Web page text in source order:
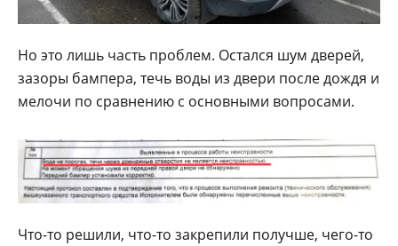
Но это лишь часть проблем. Остался шум дверей,
зазоры бампера, течь воды из двери после дождя и
мелочи по сравнению с основными вопросами.
Что-то решили, что-то закрепили получше, чего-то